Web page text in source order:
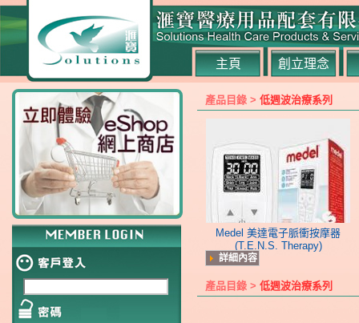
主頁 創立理念
產品目錄 > 低週波治療系列
Medel 美達電子脈衝按摩器
(T.E.N.S. Therapy)
詳細內容
產品目錄 > 低週波治療系列